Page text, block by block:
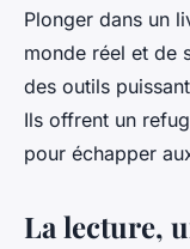
Plonger dans un
monde réel et de
des outils
Ils offrent un
pour échapper
La lecture,